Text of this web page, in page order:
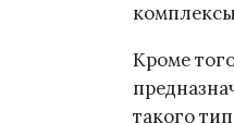
Кроме
такого